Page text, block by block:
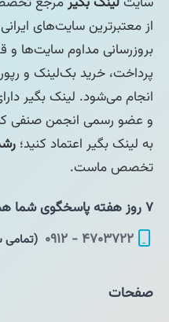
بروزرسانی مداوم سایت‌ها و
پرداخت، خرید بک‌لینک و
انجام می‌شود. لینک بگیر
و عضو رسمی انجمن صنفی
به لینک بگیر اعتماد کنید؛
تخصص ماست.
۷ روز هفته پاسخگوی شما هستیم :
۴۷۰۳۷۲۲ - ۰۹۱۲
(تمامی
صفحات